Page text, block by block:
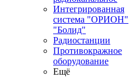
Интегрированная
система "ОРИОН"
"Болид"
Радиостанции
Противокражное
оборудование
Ещё